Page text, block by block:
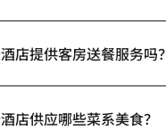
店提供客房送餐服务吗？
店供应哪些菜系美食？